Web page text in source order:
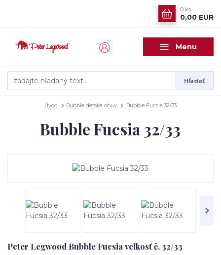
Menu
Hľadať
0 ks
0,00 EUR
Úvod Bubble detska obuv Bubble Fucsia 32/33
Bubble Fucsia 32/33
Peter Legwood Bubble Fucsia veľkosť č. 32/33